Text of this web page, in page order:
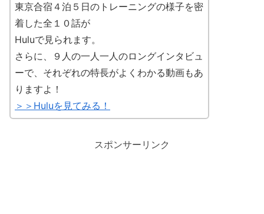
東京合宿４泊５日のトレーニングの様子を密
着した全１０話が
Huluで見られます。
さらに、９人の一人一人のロングインタビュ
ーで、それぞれの特長がよくわかる動画もあ
りますよ！
＞＞Huluを見てみる！
スポンサーリンク